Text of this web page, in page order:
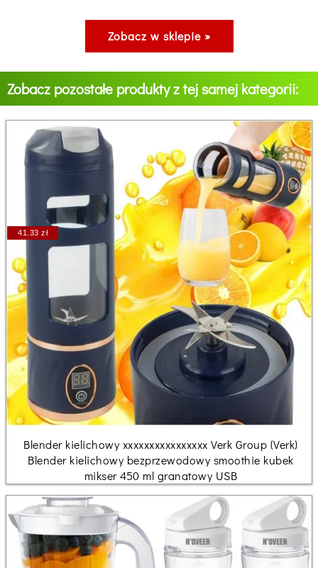
Zobacz w sklepie »
Zobacz pozostałe produkty z tej samej kategorii:
41.33 zł
Blender kielichowy xxxxxxxxxxxxxxxx Verk Group (Verk)
Blender kielichowy bezprzewodowy smoothie kubek
mikser 450 ml granatowy USB